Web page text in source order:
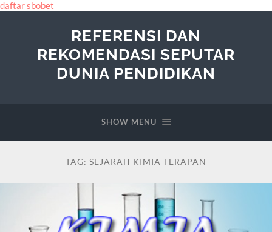
daftar sbobet
REFERENSI DAN
REKOMENDASI SEPUTAR
DUNIA PENDIDIKAN
SHOW MENU
TAG: SEJARAH KIMIA TERAPAN